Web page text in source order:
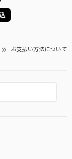
お支払い方法について